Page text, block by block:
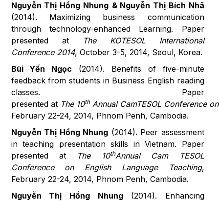
Nguyễn Thị Hồng Nhung & Nguyễn Thị Bích Nhã
(2014). Maximizing business communication
through technology-enhanced Learning. Paper
presented atThe KOTESOL International
Conference 2014, October 3-5, 2014, Seoul, Korea.
Bùi Yến Ngọc (2014). Benefits of five-minute
feedback from students in Business English reading
classes. Paper
presented atThe 10thAnnual CamTESOL Conference
February 22-24, 2014, Phnom Penh, Cambodia.
Nguyễn Thị Hồng Nhung (2014). Peer assessment
in teaching presentation skills in Vietnam. Paper
presented at
The 10thAnnual Cam
TESOL
Conference on English Language Teaching,
February 22-24, 2014, Phnom Penh, Cambodia.
Nguyễn Thị Hồng Nhung (2014). Enhancing